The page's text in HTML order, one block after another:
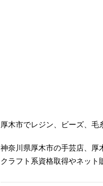
厚木市でレジン、ビーズ、毛
神奈川県厚木市の手芸店、厚
クラフト系資格取得やネット